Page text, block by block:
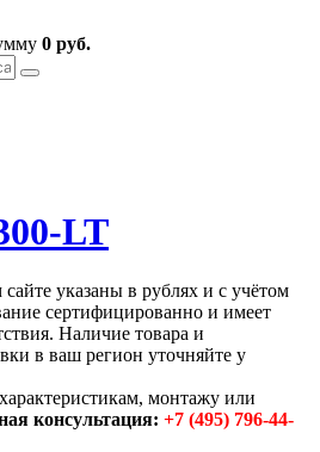
0 руб.
LT
указаны в рублях и с учётом
сертифицированно и имеет
Наличие товара и
в ваш регион уточняйте у
монтажу или
консультация: +7 (495) 796-44-